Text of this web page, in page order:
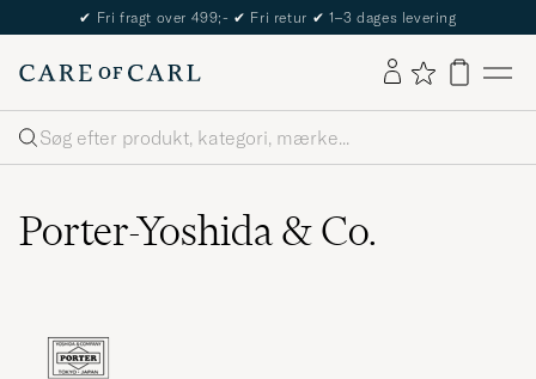
The Care of Carl Passport
Søg
Porter-Yoshida & Co.